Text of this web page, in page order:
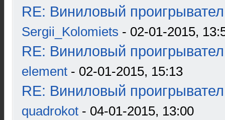
RE: Виниловый
Sergii_Kolomiets - 02-01-2015,
RE: Виниловый
element - 02-01-2015, 15:13
RE: Виниловый
quadrokot - 04-01-2015, 13:00